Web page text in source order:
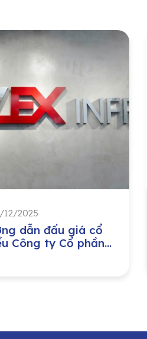
12/2025
dẫn đấu giá cổ
Công ty Cổ phần